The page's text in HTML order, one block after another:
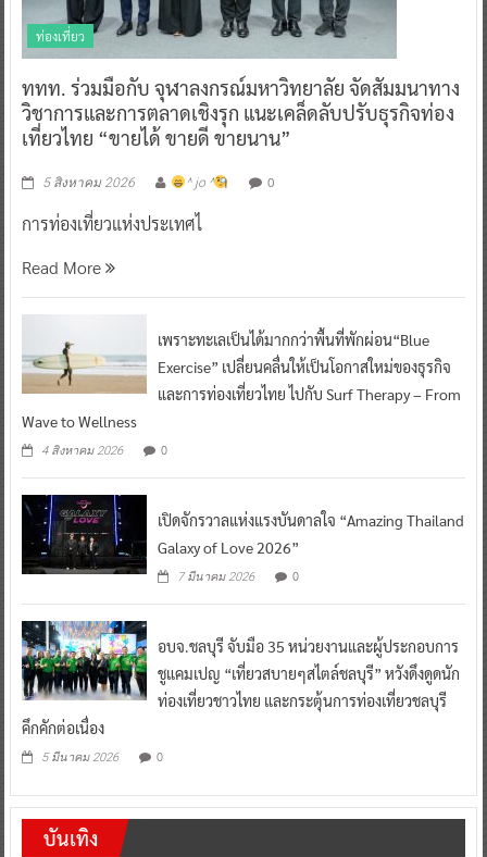
ท่องเที่ยว
ททท. ร่วมมือกับ จุฬาลงกรณ์มหาวิทยาลัย จัดสัมมนาทาง
วิชาการและการตลาดเชิงรุก แนะเคล็ดลับปรับธุรกิจท่อง
เที่ยวไทย “ขายได้ ขายดี ขายนาน”
5 สิงหาคม 2026 ^ jo ^ 0
การท่องเที่ยวแห่งประเทศไ
Read More
เพราะทะเลเป็นได้มากกว่าพื้นที่พักผ่อน“Blue
Exercise” เปลี่ยนคลื่นให้เป็นโอกาสใหม่ของธุรกิจ
และการท่องเที่ยวไทย ไปกับ Surf Therapy – From
Wave to Wellness
4 สิงหาคม 2026 0
เปิดจักรวาลแห่งแรงบันดาลใจ “Amazing Thailand
Galaxy of Love 2026”
7 มีนาคม 2026 0
อบจ.ชลบุรี จับมือ 35 หน่วยงานและผู้ประกอบการ
ชูแคมเปญ “เที่ยวสบายๆสไตล์ชลบุรี” หวังดึงดูดนัก
ท่องเที่ยวชาวไทย และกระตุ้นการท่องเที่ยวชลบุรี
คึกคักต่อเนื่อง
5 มีนาคม 2026 0
บันเทิง